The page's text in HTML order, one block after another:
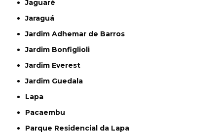
Jaguaré
Jaraguá
Jardim Adhemar de Barros
Jardim Bonfiglioli
Jardim Everest
Jardim Guedala
Lapa
Pacaembu
Parque Residencial da Lapa